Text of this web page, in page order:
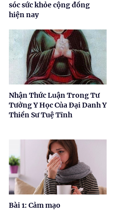
sóc sức khỏe cộng đồng
hiện nay
Nhận Thức Luận Trong Tư
Tưởng Y Học Của Đại Danh Y
Thiền Sư Tuệ Tĩnh
Bài 1: Cảm mạo